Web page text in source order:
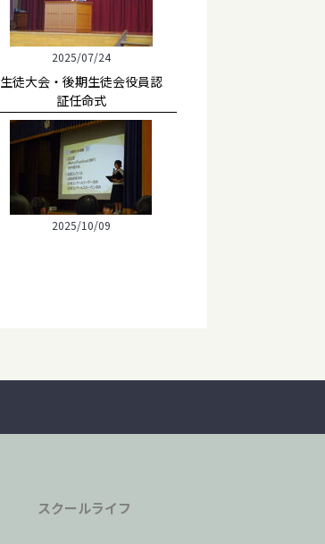
2025/07/24
生徒大会・後期生徒会役員認
証任命式
2025/10/09
スクールライフ